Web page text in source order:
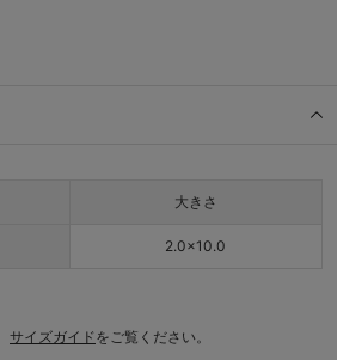
大きさ
2.0×10.0
サイズガイドをご覧ください。